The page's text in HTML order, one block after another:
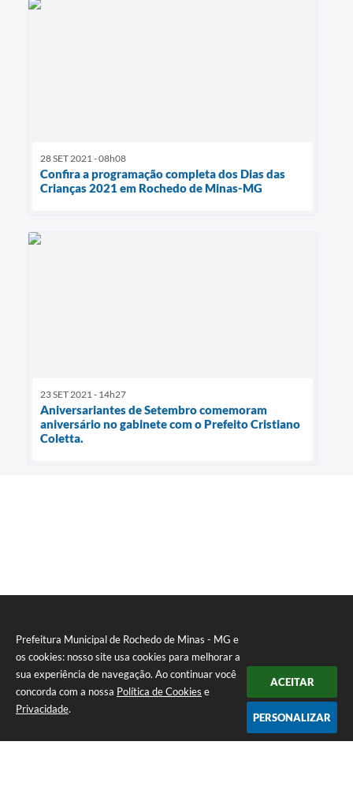
Prefeitura Municipal de Rochedo de Minas - MG e
os cookies: nosso site usa cookies para melhorar a
sua experiência de navegação. Ao continuar você
concorda com a nossa Política de Cookies e
Privacidade.
ACEITAR
PERSONALIZAR
28 SET 2021 - 08h08
Confira a programação completa dos Dias das
Crianças 2021 em Rochedo de Minas-MG
23 SET 2021 - 14h27
Aniversariantes de Setembro comemoram
aniversário no gabinete com o Prefeito Cristiano
Coletta.